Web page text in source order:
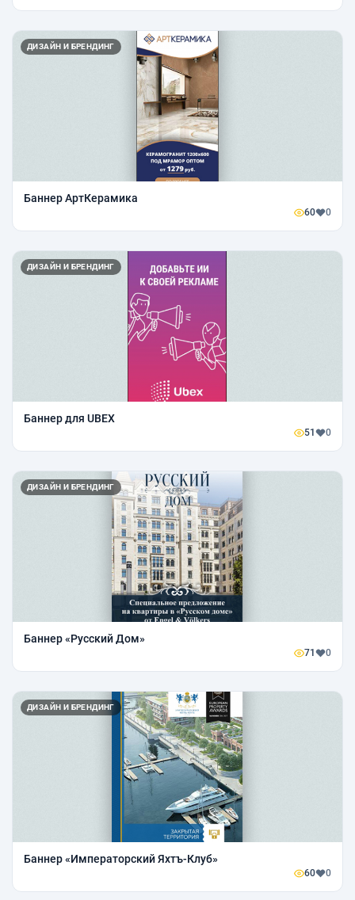
ДИЗАЙН И БРЕНДИНГ
Баннер АртКерамика
60 0
ДИЗАЙН И БРЕНДИНГ
Баннер для UBEX
51 0
ДИЗАЙН И БРЕНДИНГ
Баннер «Русский Дом»
71 0
ДИЗАЙН И БРЕНДИНГ
Баннер «Императорский Яхтъ-Клуб»
60 0